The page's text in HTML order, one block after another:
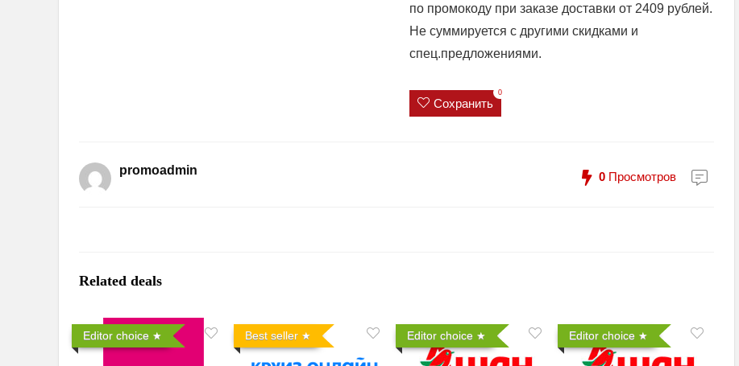
по промокоду при заказе доставки от 2409 рублей.
Не суммируется с другими скидками и
спец.предложениями.
Сохранить
0
promoadmin 0 Просмотров
Related deals
Editor choice Best seller Editor choice Editor choice